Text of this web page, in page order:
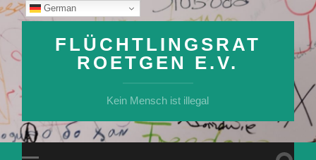
FLÜCHTLINGSRAT
ROETGEN E.V.
Kein Mensch ist illegal
German